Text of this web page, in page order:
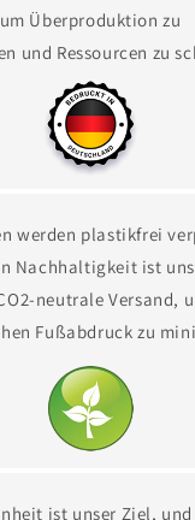
um Überproduktion zu
und Ressourcen zu
werden plastikfrei
Nachhaltigkeit ist
neutrale Versand,
Fußabdruck zu
ist unser Ziel,